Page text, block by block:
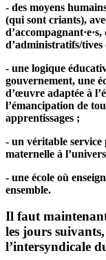
- des moyens
(qui sont criants),
d’administratifs/tives
- une logique
gouvernement, une
d’œuvre adaptée à
l’émancipation de
apprentissages ;
- un véritable service
maternelle à
- une école où
ensemble.
Il faut
les jours
l’intersyndicale